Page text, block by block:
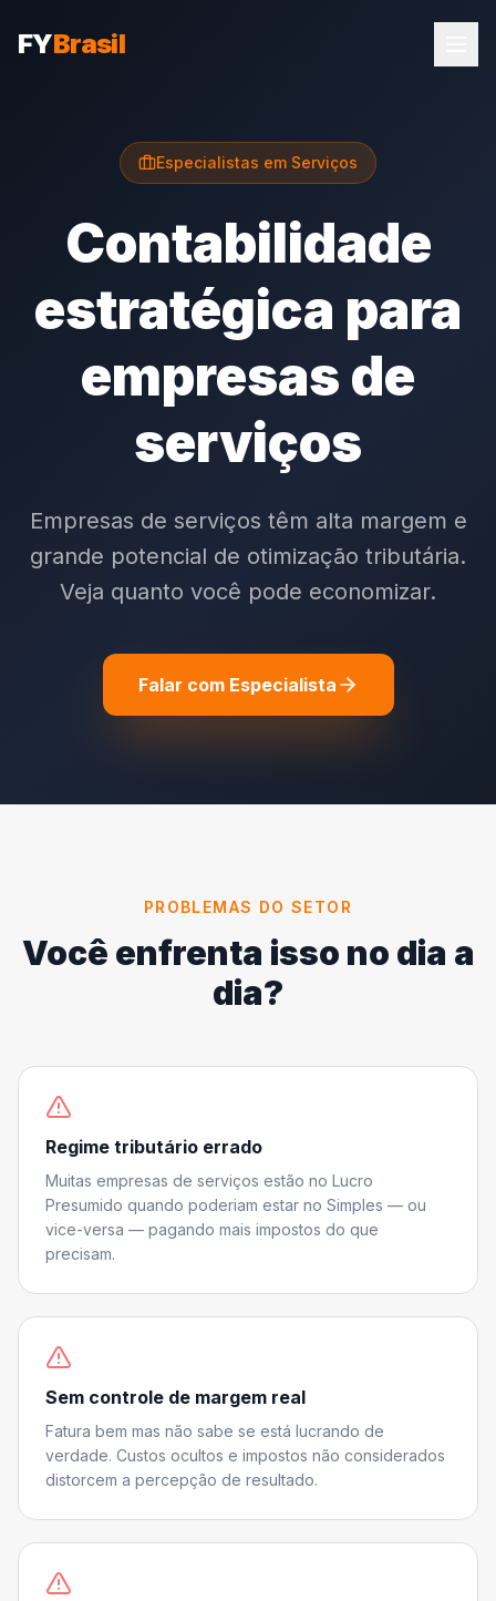
FYBrasil
Especialistas em Serviços
Contabilidade
estratégica para
empresas de
serviços
Empresas de serviços têm alta margem e
grande potencial de otimização tributária.
Veja quanto você pode economizar.
Falar com Especialista
PROBLEMAS DO SETOR
Você enfrenta isso no dia a
dia?
Regime tributário errado
Muitas empresas de serviços estão no Lucro
Presumido quando poderiam estar no Simples — ou
vice-versa — pagando mais impostos do que
precisam.
Sem controle de margem real
Fatura bem mas não sabe se está lucrando de
verdade. Custos ocultos e impostos não considerados
distorcem a percepção de resultado.